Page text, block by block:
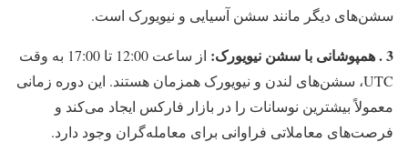
سشن‌های دیگر مانند سشن آسیایی و نیویورک است.
3 . همپوشانی با سشن نیویورک:
از ساعت 12:00 تا 17:00 به وقت
UTC، سشن‌های لندن و نیویورک همزمان هستند. این دوره زمانی
معمولاً بیشترین نوسانات را در بازار فارکس ایجاد می‌کند و
فرصت‌های معاملاتی فراوانی برای معامله‌گران وجود دارد.